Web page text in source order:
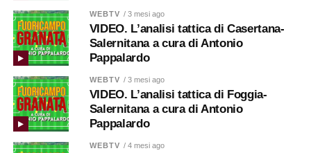
WEBTV / 3 mesi ago
VIDEO. L’analisi tattica di Casertana-
Salernitana a cura di Antonio
Pappalardo
WEBTV / 3 mesi ago
VIDEO. L’analisi tattica di Foggia-
Salernitana a cura di Antonio
Pappalardo
WEBTV / 4 mesi ago